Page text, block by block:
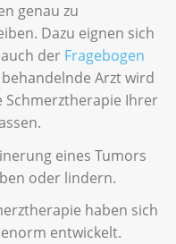
genau zu
Dazu eignen sich
der Fragebogen
Arzt wird
Ihrer
eines Tumors
oder lindern.
haben sich
entwickelt.